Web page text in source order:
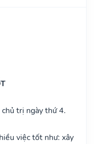
trị ngày thứ 4.
việc tốt như: xây